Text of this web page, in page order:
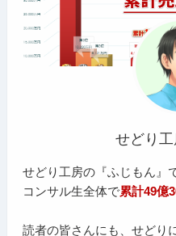
せどり
せどり工房の『ふじもん』
コンサル生全体で累計49億
読者の皆さんにも、せどり